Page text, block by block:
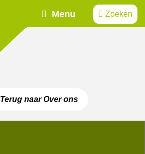
Menu Zoeken
Terug naar Over ons